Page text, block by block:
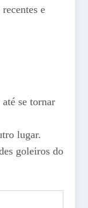
e
se tornar
lugar.
goleiros do